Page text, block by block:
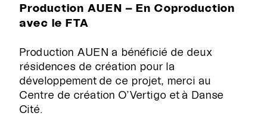

Production AUEN – En Coproduction
avec le FTA
Production AUEN a bénéficié de deux
résidences de création pour la
développement de ce projet, merci au
Centre de création O’Vertigo et à Danse
Cité.